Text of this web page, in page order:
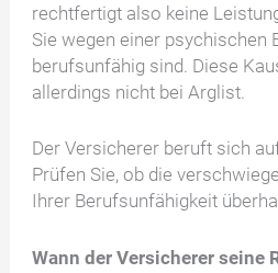
rechtfertigt also keine
Sie wegen einer psychischen
berufsunfähig sind. Diese
allerdings nicht bei Arglist.
Der Versicherer beruft sich
Prüfen Sie, ob die
Ihrer Berufsunfähigkeit
Wann der Versicherer seine